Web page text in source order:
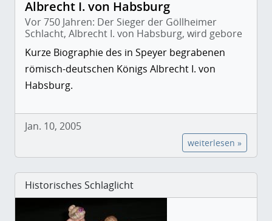
Albrecht I. von Habsburg
Vor 750 Jahren: Der Sieger der Göllheimer
Schlacht, Albrecht I. von Habsburg, wird gebore
Kurze Biographie des in Speyer begrabenen
römisch-deutschen Königs Albrecht I. von
Habsburg.
Jan. 10, 2005
weiterlesen »
Historisches Schlaglicht